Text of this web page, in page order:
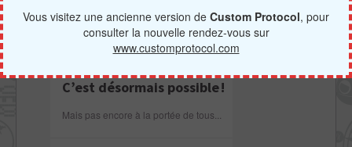
C’est désormais possible !
Mais pas encore à la portée de tous...
Vous visitez une ancienne version de Custom Protocol, pour
consulter la nouvelle rendez-vous sur
www.customprotocol.com